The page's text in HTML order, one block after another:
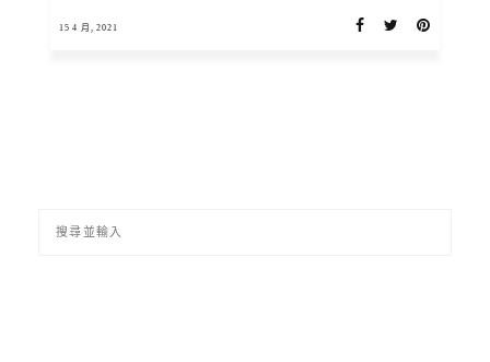
15 4 月, 2021